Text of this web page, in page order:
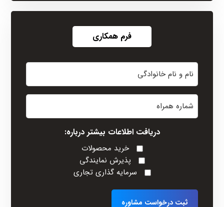
فرم همکاری
نام
(Required)
دریافت اطلاعات بیشتر درباره:
خرید محصولات
پذیرش نمایندگی
سرمایه گذاری تجاری